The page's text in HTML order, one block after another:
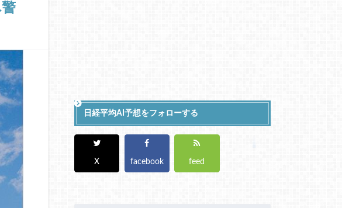
日経平均AI予想をフォローする
X facebook feed